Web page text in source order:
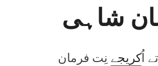
شاہی
اُکریجے نِت فرمان